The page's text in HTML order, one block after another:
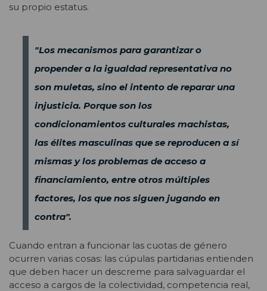
su propio estatus.
"Los mecanismos para garantizar o
propender a la igualdad representativa no
son muletas, sino el intento de reparar una
injusticia. Porque son los
condicionamientos culturales machistas,
las élites masculinas que se reproducen a sí
mismas y los problemas de acceso a
financiamiento, entre otros múltiples
factores, los que nos siguen jugando en
contra".
Cuando entran a funcionar las cuotas de género
ocurren varias cosas: las cúpulas partidarias entienden
que deben hacer un descreme para salvaguardar el
acceso a cargos de la colectividad, competencia real,